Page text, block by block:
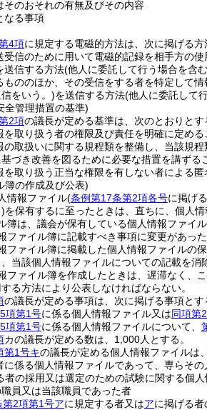
そのおそれの有無及びその内容
なる事項
4項に規定する電磁的方法は、次に掲げる方
受信のために用いて電磁的記録を相手方の
送信する方法(他人に委託して行う場合を含
もののほか、その受信をする者を特定して
をいう。)を送信する方法(他人に委託して
全管理措置の基準)
2項の議長が定める基準は、次のとおりとす
を取り扱う者の権限及び責任を明確に定める
の取扱いに関する規程類を整備し、当該規
づき改善を図るために必要な措置を講ずる
を取り扱う正当な権限を有しない者による
簿の作成及び公表)
情報ファイル(条例第17条第2項各号に掲げ
を保有するに至ったときは、直ちに、個人
簿は、議会が保有している個人情報ファイ
ファイル簿に記載すべき事項に変更があっ
ファイル簿に掲載した個人情報ファイルの
当該個人情報ファイルについての記載を消
ファイル簿を作成したときは、遅滞なく、
る方法により公表しなければならない。
の議長が定める事項は、次に掲げる事項とす
項第1号に係る個人情報ファイル又は同項第
項第1号に係る個人情報ファイルについて、
カの議長が定める数は、1,000人とする。
第1号キの議長が定める個人情報ファイルは
に係る個人情報ファイルであって、専らそ
者の採用又は選定のための試験に関する個
員又は当該職員であった者
2項第1号アに規定する者又はアに掲げる